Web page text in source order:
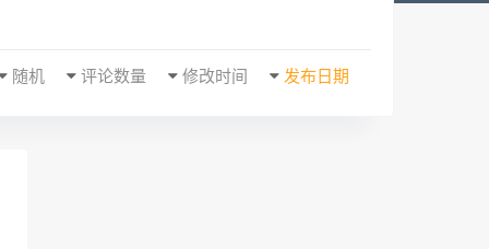
发布日期
修改时间
评论数量
随机